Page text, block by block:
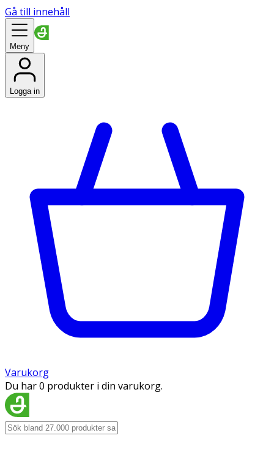
Gå till innehåll
Meny
Logga in
Varukorg
Du har 0 produkter i din varukorg.